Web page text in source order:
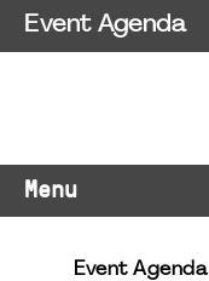
Menu
Event Agenda
Event Agenda